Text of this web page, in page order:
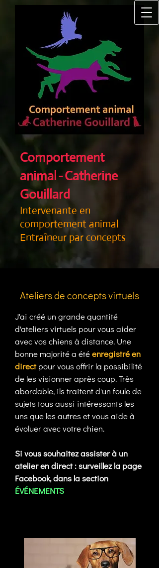
Comportement
animal-Catherine
Gouillard
Intervenante en
comportement animal
Entraîneur par concepts
Ateliers de concepts virtuels
J'ai créé un grande quantité
d'ateliers virtuels pour vous aider
avec vos chiens à distance. Une
bonne majorité a étéenregistréen
directpour vous offrir la possibilité
de les visionner après coup. Très
abordable, ils traitent d'un foule de
sujets tous aussi intéressants les
uns que les autres et vous aide à
évoluer avec votre chien.
Si vous souhaitez assister à un
atelier en direct : surveillez la page
Facebook, dans la section
ÉVÉNEMENTS